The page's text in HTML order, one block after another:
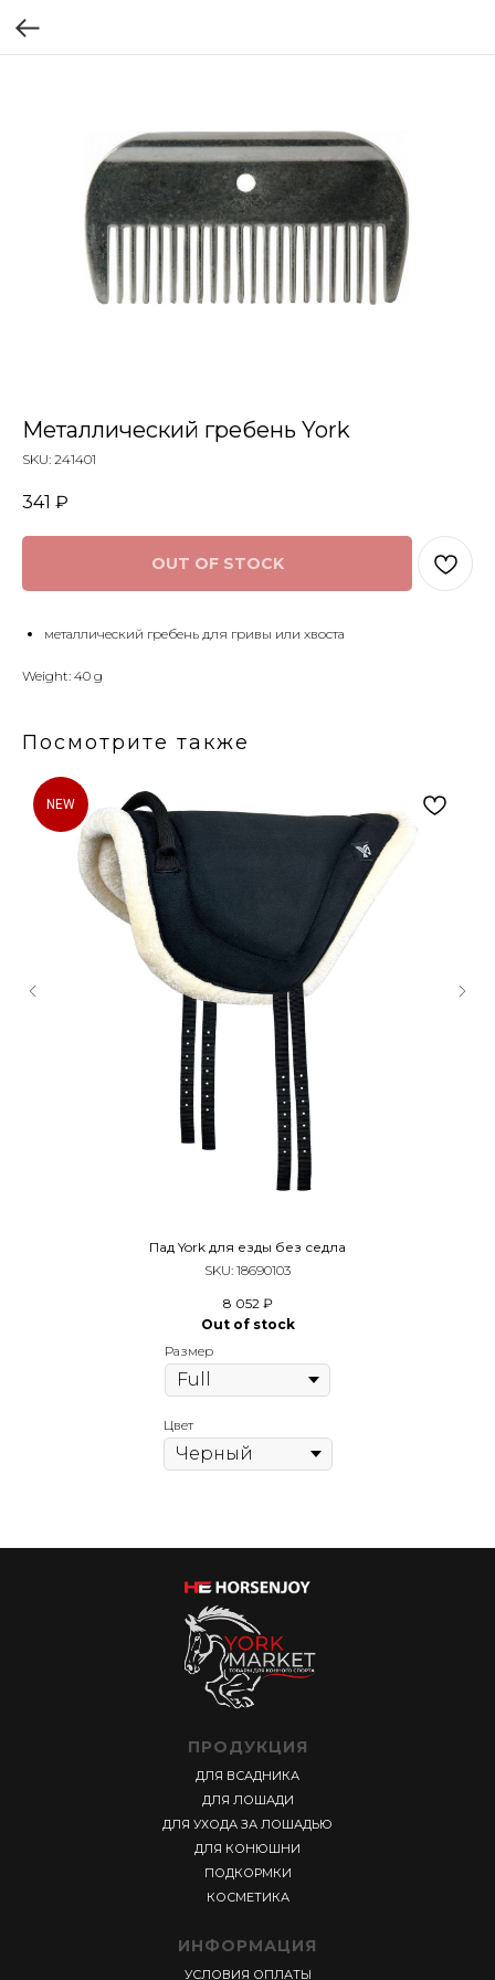
Металлический гребень York
SKU: 241401
341 ₽
OUT OF STOCK
металлический гребень для гривы или хвоста
Weight: 40 g
Посмотрите также
NEW
Пад York для езды без седла
SKU: 18690103
8 052 ₽
Out of stock
Размер
Цвет
ПРОДУКЦИЯ
ДЛЯ ВСАДНИКА
ДЛЯ ЛОШАДИ
ДЛЯ УХОДА ЗА ЛОШАДЬЮ
ДЛЯ КОНЮШНИ
ПОДКОРМКИ
КОСМЕТИКА
ИНФОРМАЦИЯ
УСЛОВИЯ ОПЛАТЫ